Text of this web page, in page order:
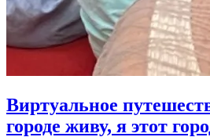
Виртуальное
городе живу, я этот